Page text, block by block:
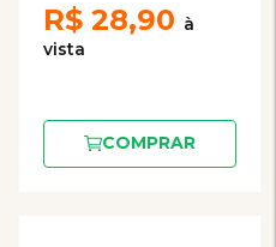
R$ 28,90
COMPRAR